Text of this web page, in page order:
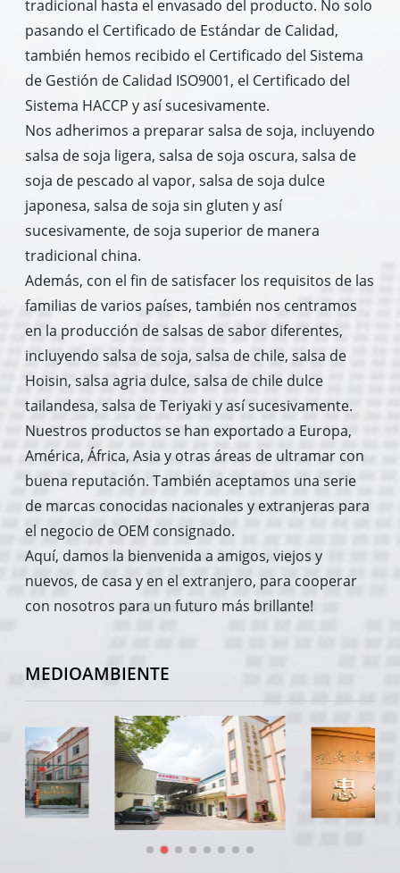
tradicional hasta el envasado del producto. No solo
pasando el Certificado de Estándar de Calidad,
también hemos recibido el Certificado del Sistema
de Gestión de Calidad ISO9001, el Certificado del
Sistema HACCP y así sucesivamente.
Nos adherimos a preparar salsa de soja, incluyendo
salsa de soja ligera, salsa de soja oscura, salsa de
soja de pescado al vapor, salsa de soja dulce
japonesa, salsa de soja sin gluten y así
sucesivamente, de soja superior de manera
tradicional china.
Además, con el fin de satisfacer los requisitos de las
familias de varios países, también nos centramos
en la producción de salsas de sabor diferentes,
incluyendo salsa de soja, salsa de chile, salsa de
Hoisin, salsa agria dulce, salsa de chile dulce
tailandesa, salsa de Teriyaki y así sucesivamente.
Nuestros productos se han exportado a Europa,
América, África, Asia y otras áreas de ultramar con
buena reputación. También aceptamos una serie
de marcas conocidas nacionales y extranjeras para
el negocio de OEM consignado.
Aquí, damos la bienvenida a amigos, viejos y
nuevos, de casa y en el extranjero, para cooperar
con nosotros para un futuro más brillante!
MEDIOAMBIENTE